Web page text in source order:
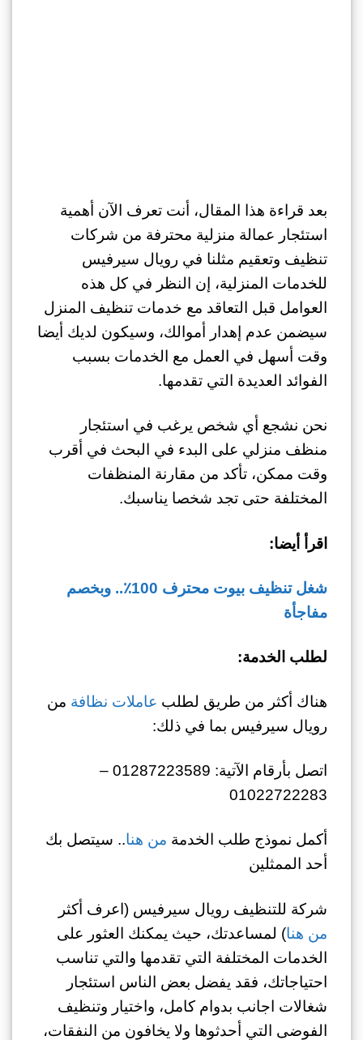
بعد قراءة هذا المقال، أنت تعرف الآن أهمية
استئجار عمالة منزلية محترفة من شركات
تنظيف وتعقيم مثلنا في رويال سيرفيس
للخدمات المنزلية، إن النظر في كل هذه
العوامل قبل التعاقد مع خدمات تنظيف المنزل
سيضمن عدم إهدار أموالك، وسيكون لديك أيضا
وقت أسهل في العمل مع الخدمات بسبب
الفوائد العديدة التي تقدمها.
نحن نشجع أي شخص يرغب في استئجار
منظف منزلي على البدء في البحث في أقرب
وقت ممكن، تأكد من مقارنة المنظفات
المختلفة حتى تجد شخصا يناسبك.
اقرأ أيضا:
شغل تنظيف بيوت محترف 100٪.. وبخصم
مفاجأة
لطلب الخدمة:
هناك أكثر من طريق لطلب عاملات نظافة من
رويال سيرفيس بما في ذلك:
اتصل بأرقام الآتية: 01287223589 –
01022722283
أكمل نموذج طلب الخدمة من هنا.. سيتصل بك
أحد الممثلين
شركة للتنظيف رويال سيرفيس (اعرف أكثر
من هنا) لمساعدتك، حيث يمكنك العثور على
الخدمات المختلفة التي تقدمها والتي تناسب
احتياجاتك، فقد يفضل بعض الناس استئجار
شغالات اجانب بدوام كامل، واختيار وتنظيف
الفوضى التي أحدثوها ولا يخافون من النفقات،